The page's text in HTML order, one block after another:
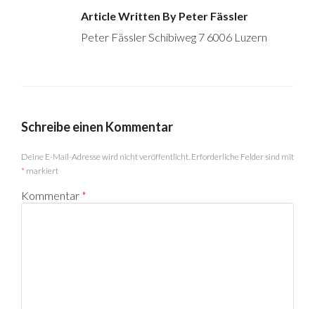
Article Written By Peter Fässler
Peter Fässler Schibiweg 7 6006 Luzern
Schreibe einen Kommentar
Deine E-Mail-Adresse wird nicht veröffentlicht. Erforderliche Felder sind mit
* markiert
Kommentar *